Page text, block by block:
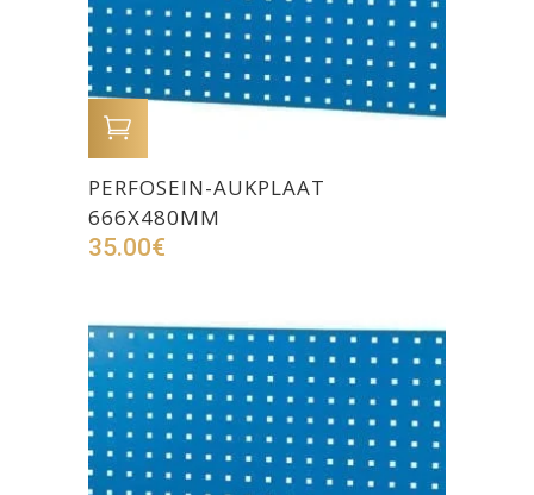
PERFOSEIN-AUKPLAAT
666X480MM
35.00€